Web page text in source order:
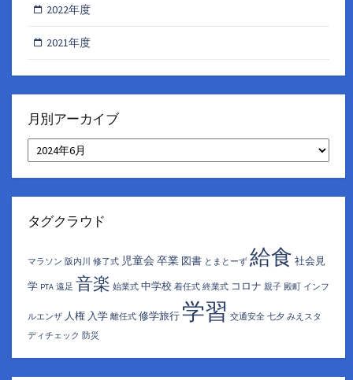
2022年度
2021年度
月別アーカイブ
月
別
ア
イ
タグクラウド
マラソン 阪内川 修了式 児童会 卒業 図書 とまとーず 給食 社会見
学 PTA 遠足 音楽 始業式 中学校 着任式 終業式 コロナ 親子 殿町 インフ
ルエンザ 人権 入学 離任式 修学旅行 学習 交通安全 七夕 みえスタ
ディチェック 防災